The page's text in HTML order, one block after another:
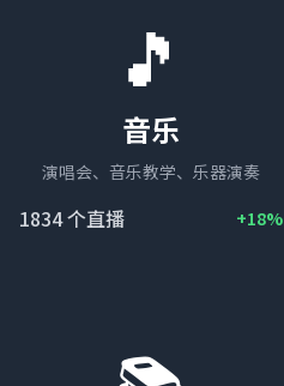
🎵
音乐
演唱会、音乐教学、乐器演奏
1834个直播 +18%